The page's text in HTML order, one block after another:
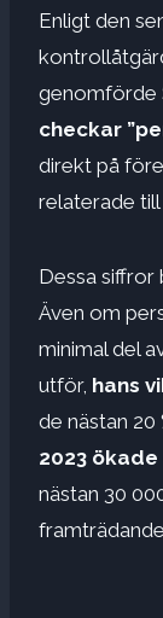
Enligt den
genomförde
checkar
direkt på
relaterade
Dessa siffror
Även om
minimal del
utför, hans
de nästan
2023 ökade
nästan 30